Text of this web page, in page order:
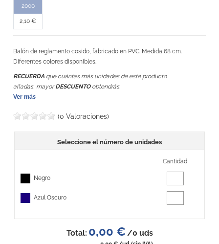
2000
2,10 €
Balón de reglamento cosido, fabricado en PVC. Medida 68 cm.
Diferentes colores disponibles.
RECUERDA que cuántas más unidades de este producto
añadas, mayorDESCUENTOobtendrás.
Ver más
(0 Valoraciones)
Seleccione el número de unidades
Cantidad
Negro
Azul Oscuro
Total: 0,00 € /0 uds